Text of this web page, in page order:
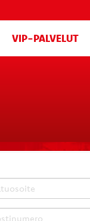
VIP-PALVELUT